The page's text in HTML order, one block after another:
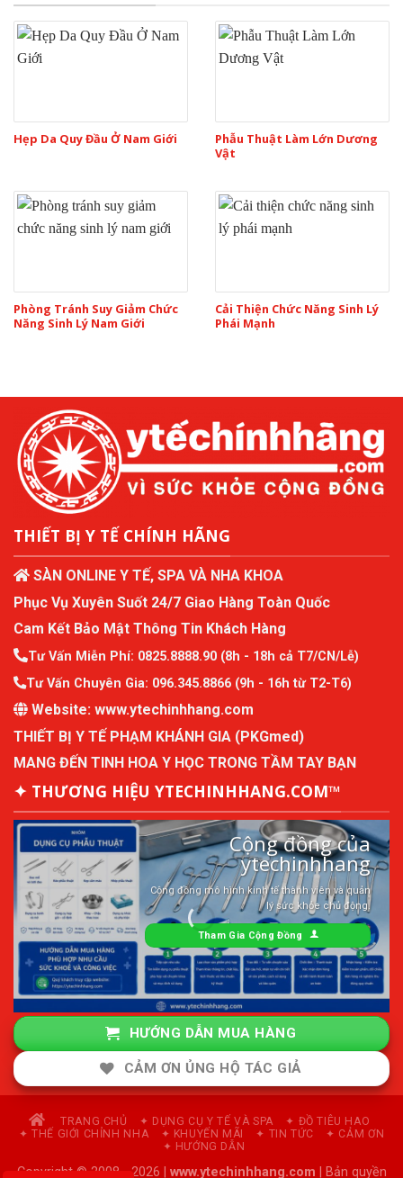
Hẹp Da Quy Đầu Ở Nam Giới
Phẫu Thuật Làm Lớn Dương
Vật
Phòng Tránh Suy Giảm Chức
Năng Sinh Lý Nam Giới
Cải Thiện Chức Năng Sinh Lý
Phái Mạnh
THIẾT BỊ Y TẾ CHÍNH HÃNG
SÀN ONLINE Y TẾ, SPA VÀ NHA KHOA
Phục Vụ Xuyên Suốt 24/7 Giao Hàng Toàn Quốc
Cam Kết Bảo Mật Thông Tin Khách Hàng
Tư Vấn Miễn Phí: 0825.8888.90 (8h - 18h cả T7/CN/Lễ)
Tư Vấn Chuyên Gia: 096.345.8866 (9h - 16h từ T2-T6)
Website: www.ytechinhhang.com
THIẾT BỊ Y TẾ PHẠM KHÁNH GIA (PKGmed)
MANG ĐẾN TINH HOA Y HỌC TRONG TẦM TAY BẠN
✦ THƯƠNG HIỆU YTECHINHHANG.COM™
Cộng đồng của
ytechinhhang
Cộng đồng mô hình kinh tế thành viên và quản
lý sức khỏe chủ động.
Tham Gia Cộng Đồng
HƯỚNG DẪN MUA HÀNG
CẢM ƠN ỦNG HỘ TÁC GIẢ
TRANG CHỦ ✦ DỤNG CỤ Y TẾ VÀ SPA
✦ ĐỒ TIÊU HAO
✦ THẾ GIỚI CHỈNH NHA
✦ KHUYẾN MÃI ✦ TIN TỨC
✦ CẢM ƠN
✦ HƯỚNG DẪN
Copyright © 2008 - 2026 | www.ytechinhhang.com | Bản quyền